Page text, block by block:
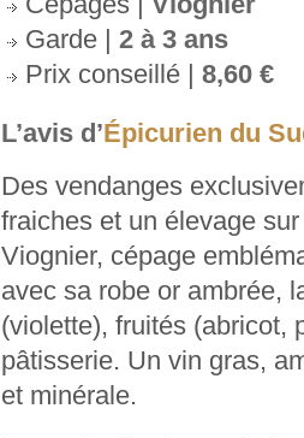
Garde | 2 à 3 ans
Prix conseillé | 8,60 €
L’avis d’Épicurien du
Des vendanges
fraiches et un élevage
Viognier, cépage
avec sa robe or ambrée,
(violette), fruités (abricot,
pâtisserie. Un vin gras,
et minérale.